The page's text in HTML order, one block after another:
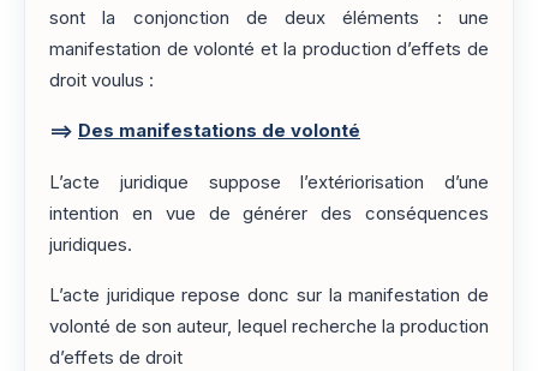
sont la conjonction de deux éléments : une
manifestation de volonté et la production d’effets de
droit voulus :
==> Des manifestations de volonté
L’acte juridique suppose l’extériorisation d’une
intention en vue de générer des conséquences
juridiques.
L’acte juridique repose donc sur la manifestation de
volonté de son auteur, lequel recherche la production
d’effets de droit